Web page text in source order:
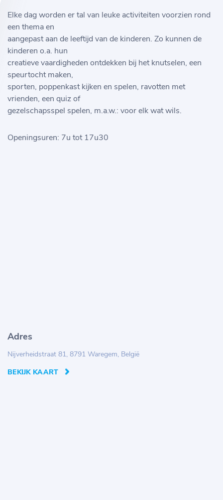
Elke dag worden er tal van leuke activiteiten voorzien rond
een thema en
aangepast aan de leeftijd van de kinderen. Zo kunnen de
kinderen o.a. hun
creatieve vaardigheden ontdekken bij het knutselen, een
speurtocht maken,
sporten, poppenkast kijken en spelen, ravotten met
vrienden, een quiz of
gezelschapsspel spelen, m.a.w.: voor elk wat wils.
Openingsuren: 7u tot 17u30
Adres
Nijverheidstraat 81, 8791 Waregem, België
BEKIJK KAART